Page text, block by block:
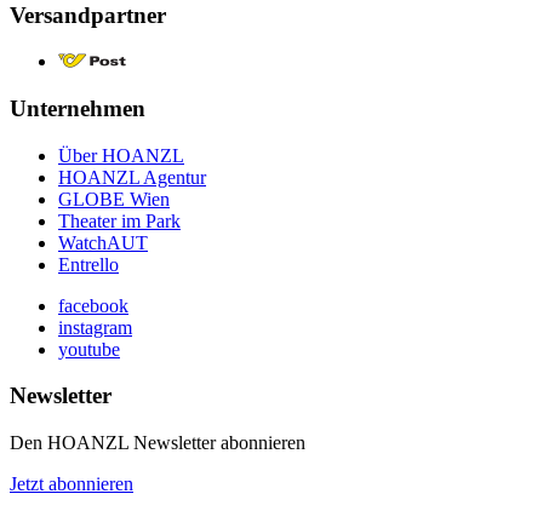
Versandpartner
Unternehmen
Über HOANZL
HOANZL Agentur
GLOBE Wien
Theater im Park
WatchAUT
Entrello
facebook
instagram
youtube
Newsletter
Den HOANZL Newsletter abonnieren
Jetzt abonnieren